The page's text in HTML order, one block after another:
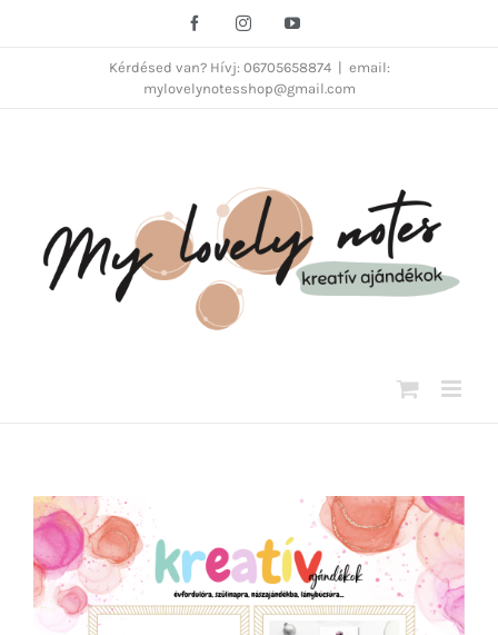
FacebookInstagramYouTube
Kérdésed van? Hívj: 06705658874
email:
mylovelynotesshop@gmail.com